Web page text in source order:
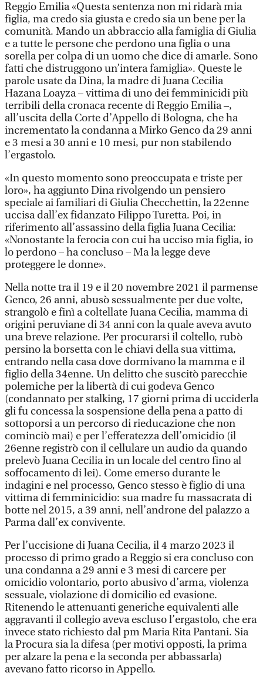
Reggio Emilia «Questa sentenza non mi ridarà mia
figlia, ma credo sia giusta e credo sia un bene per la
comunità. Mando un abbraccio alla famiglia di Giulia
e a tutte le persone che perdono una figlia o una
sorella per colpa di un uomo che dice di amarle. Sono
fatti che distruggono un’intera famiglia». Queste le
parole usate da Dina, la madre di Juana Cecilia
Hazana Loayza – vittima di uno dei femminicidi più
terribili della cronaca recente di Reggio Emilia –,
all’uscita della Corte d’Appello di Bologna, che ha
incrementato la condanna a Mirko Genco da 29 anni
e 3 mesi a 30 anni e 10 mesi, pur non stabilendo
l’ergastolo.
«In questo momento sono preoccupata e triste per
loro», ha aggiunto Dina rivolgendo un pensiero
speciale ai familiari di Giulia Checchettin, la 22enne
uccisa dall’ex fidanzato Filippo Turetta. Poi, in
riferimento all’assassino della figlia Juana Cecilia:
«Nonostante la ferocia con cui ha ucciso mia figlia, io
lo perdono – ha concluso – Ma la legge deve
proteggere le donne».
Nella notte tra il 19 e il 20 novembre 2021 il parmense
Genco, 26 anni, abusò sessualmente per due volte,
strangolò e finì a coltellate Juana Cecilia, mamma di
origini peruviane di 34 anni con la quale aveva avuto
una breve relazione. Per procurarsi il coltello, rubò
persino la borsetta con le chiavi della sua vittima,
entrando nella casa dove dormivano la mamma e il
figlio della 34enne. Un delitto che suscitò parecchie
polemiche per la libertà di cui godeva Genco
(condannato per stalking, 17 giorni prima di ucciderla
gli fu concessa la sospensione della pena a patto di
sottoporsi a un percorso di rieducazione che non
cominciò mai) e per l’efferatezza dell’omicidio (il
26enne registrò con il cellulare un audio da quando
prelevò Juana Cecilia in un locale del centro fino al
soffocamento di lei). Come emerso durante le
indagini e nel processo, Genco stesso è figlio di una
vittima di femminicidio: sua madre fu massacrata di
botte nel 2015, a 39 anni, nell’androne del palazzo a
Parma dall’ex convivente.
Per l’uccisione di Juana Cecilia, il 4 marzo 2023 il
processo di primo grado a Reggio si era concluso con
una condanna a 29 anni e 3 mesi di carcere per
omicidio volontario, porto abusivo d’arma, violenza
sessuale, violazione di domicilio ed evasione.
Ritenendo le attenuanti generiche equivalenti alle
aggravanti il collegio aveva escluso l’ergastolo, che era
invece stato richiesto dal pm Maria Rita Pantani. Sia
la Procura sia la difesa (per motivi opposti, la prima
per alzare la pena e la seconda per abbassarla)
avevano fatto ricorso in Appello.